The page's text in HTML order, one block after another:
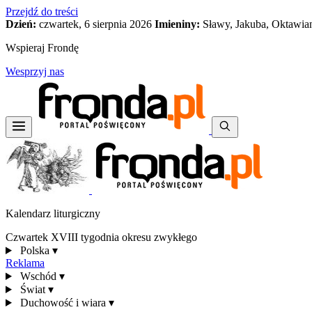
Przejdź do treści
Dzień: czwartek, 6 sierpnia 2026 Imieniny: Sławy, Jakuba,
Wspieraj Frondę
Wesprzyj nas
Kalendarz liturgiczny
Czwartek XVIII tygodnia okresu zwykłego
Polska ▾
Reklama
Wschód ▾
Świat ▾
Duchowość i wiara ▾